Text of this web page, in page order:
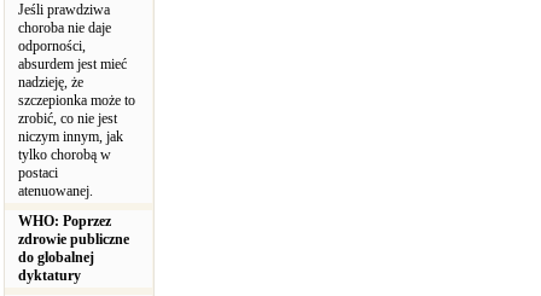
Jeśli prawdziwa
choroba nie daje
odporności,
absurdem jest mieć
nadzieję, że
szczepionka może to
zrobić, co nie jest
niczym innym, jak
tylko chorobą w
postaci
atenuowanej.
WHO: Poprzez
zdrowie publiczne
do globalnej
dyktatury